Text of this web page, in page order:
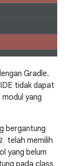
Gradle.
tidak dapat
yang
bergantung
telah memilih
yang belum
pada class